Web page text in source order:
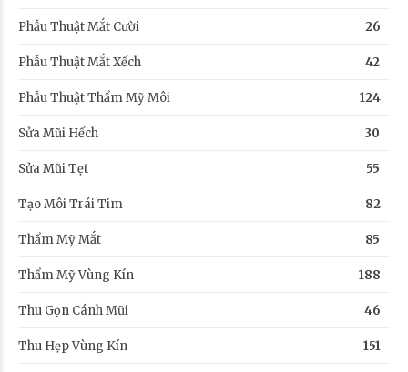
Phẫu Thuật Mắt Cười 26
Phẫu Thuật Mắt Xếch 42
Phẫu Thuật Thẩm Mỹ Môi 124
Sửa Mũi Hếch 30
Sửa Mũi Tẹt 55
Tạo Môi Trái Tim 82
Thẩm Mỹ Mắt 85
Thẩm Mỹ Vùng Kín 188
Thu Gọn Cánh Mũi 46
Thu Hẹp Vùng Kín 151